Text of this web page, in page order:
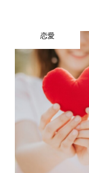
恋愛